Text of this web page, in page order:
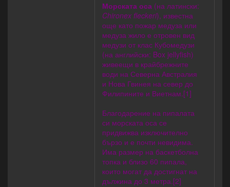
Морската оса (на латински:
Chironex fleckeri), известна
още като пожар медуза или
медуза жило е отровен вид
медузи от клас Кубомедузи
(на английски: Box jellyfish)
живеещи в крайбрежните
води на Северна Австралия
и Нова Гвинея на север до
Филипините и Виетнам.[1]
Благодарение на пипалата
си морската оса се
придвижва изключително
бързо и е почти невидима.
Има размер на баскетболна
топка и близо 60 пипала,
които могат да достигнат на
дължина до 3 метра.[2]